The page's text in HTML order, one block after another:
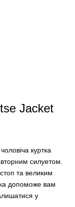
Jacket
куртка
силуетом.
та великим
допоможе вам
у